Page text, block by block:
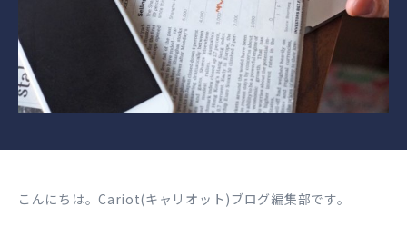
こんにちは。Cariot(キャリオット)ブログ編集部です。